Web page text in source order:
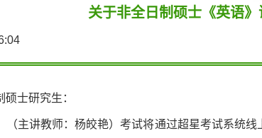
关于非全日制硕士《英语
16:04
硕士研究生：
（主讲教师：杨皎艳）考试将通过超星考试系统